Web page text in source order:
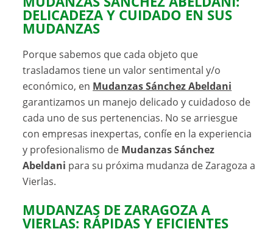
DELICADEZA Y CUIDADO EN SUS
MUDANZAS
Porque sabemos que cada objeto que
trasladamos tiene un valor sentimental y/o
económico, en Mudanzas Sánchez Abeldani
garantizamos un manejo delicado y cuidadoso de
cada uno de sus pertenencias. No se arriesgue
con empresas inexpertas, confíe en la experiencia
y profesionalismo de Mudanzas Sánchez
Abeldani para su próxima mudanza de Zaragoza a
Vierlas.
MUDANZAS DE ZARAGOZA A
VIERLAS: RÁPIDAS Y EFICIENTES